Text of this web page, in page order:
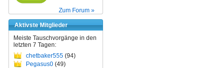
Zum Forum »
Aktivste Mitglieder
Meiste Tauschvorgänge in den
letzten 7 Tagen:
chetbaker555 (94)
Pegasus0 (49)